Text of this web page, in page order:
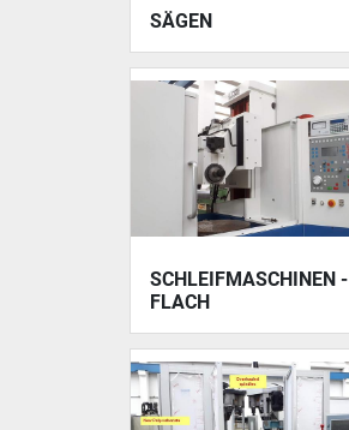
SÄGEN
SCHLEIFMASCHINEN -
FLACH